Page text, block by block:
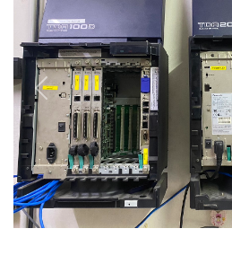
Previous